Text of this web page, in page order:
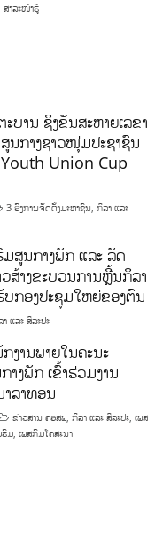
ສາລະໜ້າຮູ້
ບານ ຊິງຂັນສະຫາຍເລຂາ
ນກາງຊາວໜຸ່ມປະຊາຊົນ
Union Cup
3 ອົງການຈັດຕັ້ງມະຫາຊົນ,ກິລາ ແລະ
ມສູນກາງພັກ ແລະ ລັດ
ສ້າງຂະບວນການຫຼີ້ນກິລາ
ບກອງປະຊຸມໃຫຍ່ຂອງຕົນ
ແລະ ສິລະປະ
ງານພາຍໃນຄະນະ
າງພັກ ເຂົ້າຮ່ວມງານ
ລາທອນ
ຂ່າວສານ ຄອສພ,ກິລາ ແລະ ສິລະປະ,ເພສ
ຮົມ,ເພສກົມໂຄສະນາ